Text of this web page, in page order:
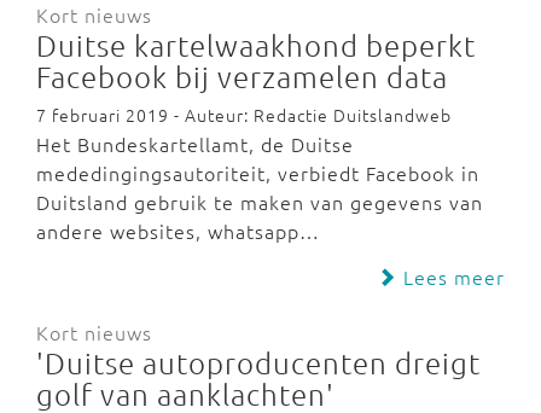
Kort nieuws
Duitse kartelwaakhond beperkt
Facebook bij verzamelen data
7 februari 2019 - Auteur: Redactie Duitslandweb
Het Bundeskartellamt, de Duitse
mededingingsautoriteit, verbiedt Facebook in
Duitsland gebruik te maken van gegevens van
andere websites, whatsapp…
Lees meer
Kort nieuws
'Duitse autoproducenten dreigt
golf van aanklachten'